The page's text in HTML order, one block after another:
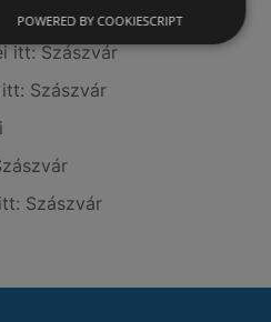
itt: Szászvár
Szászvár
Szászvár
POWERED BY COOKIESCRIPT